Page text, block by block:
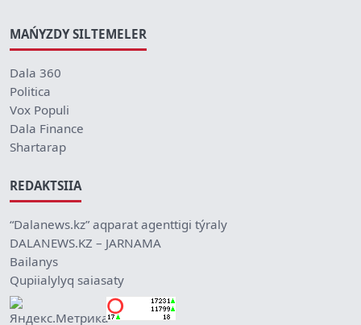
MAŃYZDY SILTEMELER
Dala 360
Politica
Vox Populi
Dala Finance
Shartarap
REDAKTSIIA
“Dalanews.kz” aqparat agenttigi týraly
DALANEWS.KZ – JARNAMA
Bailanys
Qupiialylyq saiasaty